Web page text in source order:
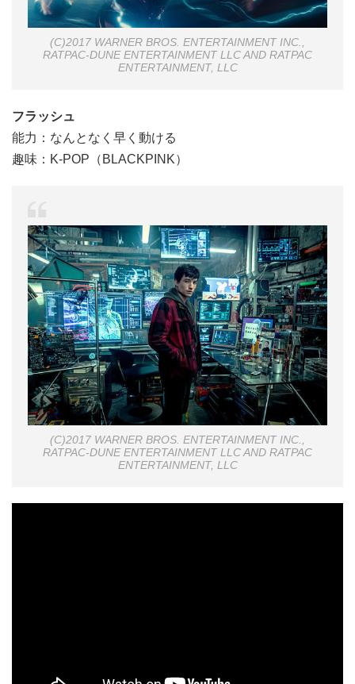
(C)2017 WARNER BROS. ENTERTAINMENT INC.,
RATPAC-DUNE ENTERTAINMENT LLC AND RATPAC
ENTERTAINMENT, LLC
フラッシュ
能力：なんとなく早く動ける
趣味：K-POP（BLACKPINK）
(C)2017 WARNER BROS. ENTERTAINMENT INC.,
RATPAC-DUNE ENTERTAINMENT LLC AND RATPAC
ENTERTAINMENT, LLC